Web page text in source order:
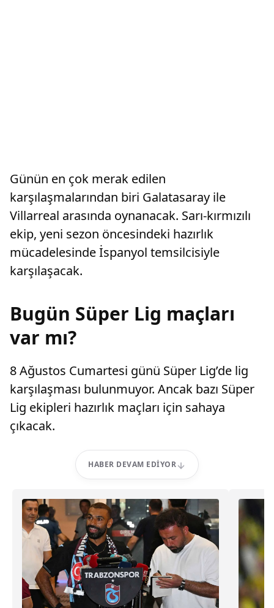
Günün en çok merak edilen
karşılaşmalarından biri Galatasaray ile
Villarreal arasında oynanacak. Sarı-kırmızılı
ekip, yeni sezon öncesindeki hazırlık
mücadelesinde İspanyol temsilcisiyle
karşılaşacak.
Bugün Süper Lig maçları
var mı?
8 Ağustos Cumartesi günü Süper Lig’de lig
karşılaşması bulunmuyor. Ancak bazı Süper
Lig ekipleri hazırlık maçları için sahaya
çıkacak.
HABER DEVAM EDIYOR